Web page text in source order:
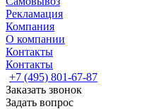
Рекламация
Компания
О компании
Контакты
Контакты
+7 (495) 801-67-87
Заказать звонок
Задать вопрос